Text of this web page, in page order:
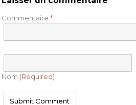
Commentaire *
Nom (Required)